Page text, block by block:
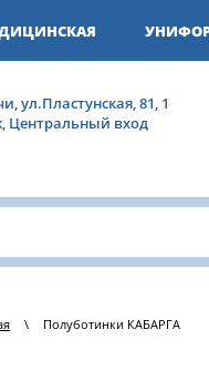
ул.Пластунская, 81, 1
Центральный вход
\ Полуботинки КАБАРГА